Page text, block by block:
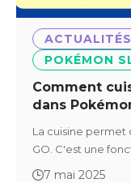
ACTUALITÉS
POKÉMON
Comment
dans
La cuisine permet
GO. C'est une
7 mai 2025